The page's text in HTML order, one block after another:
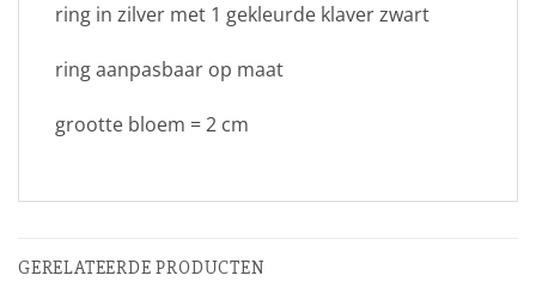
ring in zilver met 1 gekleurde klaver zwart
ring aanpasbaar op maat
grootte bloem = 2 cm
GERELATEERDE PRODUCTEN